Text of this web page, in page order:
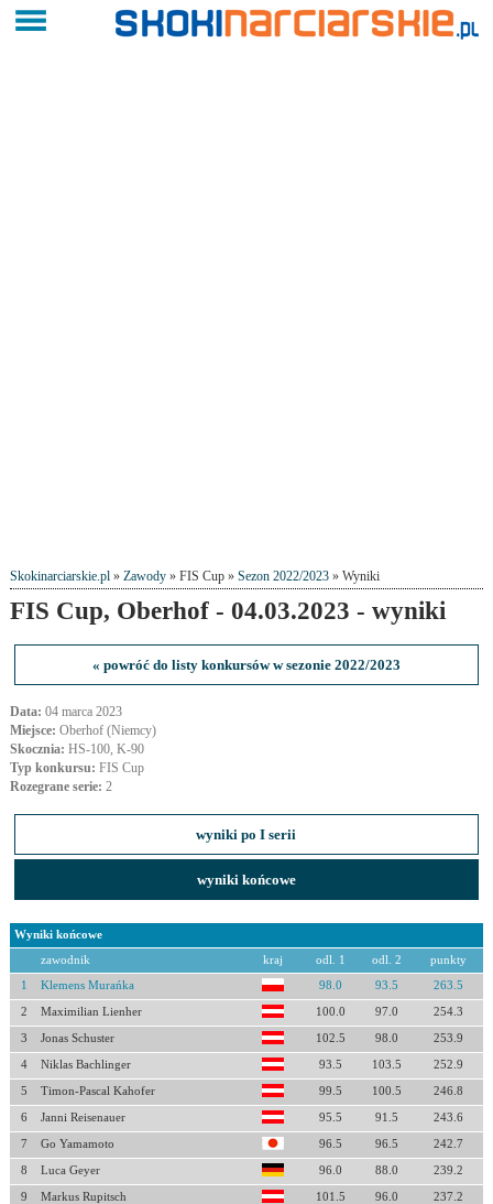
Skokinarciarskie.pl» Zawody» FIS Cup » Sezon 2022/2023» Wyniki
FIS Cup, Oberhof - 04.03.2023 - wyniki
« powróć do listy konkursów w sezonie 2022/2023
Data: 04 marca 2023
Miejsce: Oberhof (Niemcy)
Skocznia: HS-100, K-90
Typ konkursu: FIS Cup
Rozegrane serie: 2
wyniki po I serii
wyniki końcowe
Wyniki końcowe
zawodnik kraj odl. 1 odl. 2 punkty
1 Klemens Murańka 98.0 93.5 263.5
2 Maximilian Lienher 100.0 97.0 254.3
3 Jonas Schuster 102.5 98.0 253.9
4 Niklas Bachlinger 93.5 103.5 252.9
5 Timon-Pascal Kahofer 99.5 100.5 246.8
6 Janni Reisenauer 95.5 91.5 243.6
7 Go Yamamoto 96.5 96.5 242.7
8 Luca Geyer 96.0 88.0 239.2
9 Markus Rupitsch 101.5 96.0 237.2